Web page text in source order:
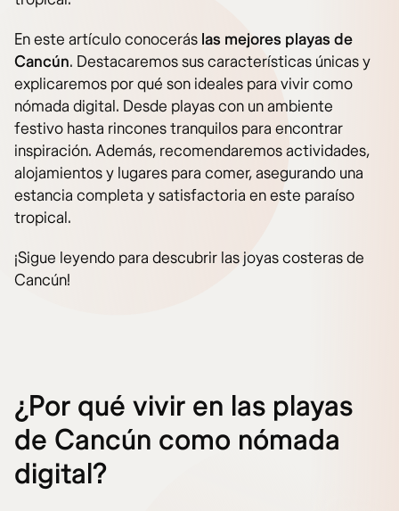
En este artículo conocerás las mejores playas de
Cancún. Destacaremos sus características únicas y
explicaremos por qué son ideales para vivir como
nómada digital. Desde playas con un ambiente
festivo hasta rincones tranquilos para encontrar
inspiración. Además, recomendaremos actividades,
alojamientos y lugares para comer, asegurando una
estancia completa y satisfactoria en este paraíso
tropical.
¡Sigue leyendo para descubrir las joyas costeras de
Cancún!
¿Por qué vivir en las playas
de Cancún como nómada
digital?